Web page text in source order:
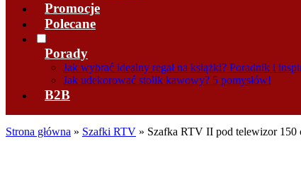
Promocje
Polecane
Porady
Jak wybrać idealny regał na książki? Poradnik i
Jak udekorować stolik kawowy? 5 pomysłów!
B2B
Strona główna » Szafki RTV » Szafka RTV II pod telewizor 150